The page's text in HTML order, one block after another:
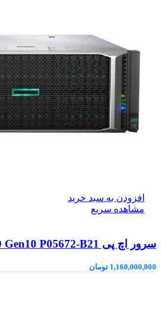
افزودن به سبد خرید
مشاهده سریع
سرور اچ پی DL580 Gen10 P05672-B21
1,160,000,000 تومان